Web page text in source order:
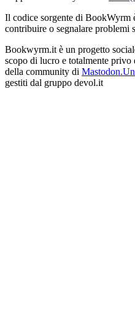
Il codice sorgente di BookWyrm
contribuire o segnalare problemi
Bookwyrm.it è un progetto
scopo di lucro e totalmente
della community di
gestiti dal gruppo devol.it